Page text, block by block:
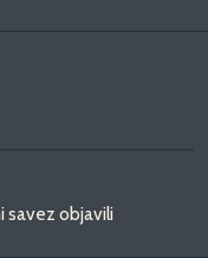
savez objavili